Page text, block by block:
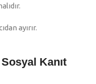
ayırır.
Kanıt